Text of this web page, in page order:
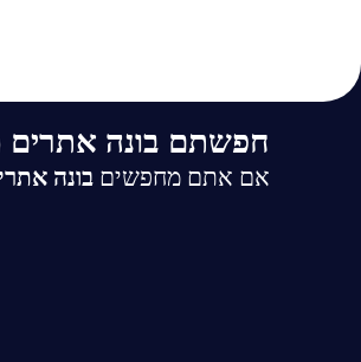
חפשתם בונה אתרים
אם אתם מחפשיםבונה